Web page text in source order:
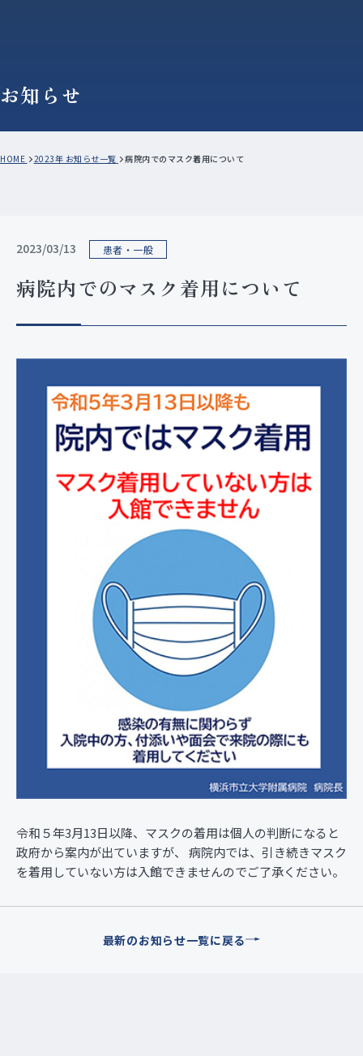
お知らせ
HOME 2023年 お知らせ一覧 病院内でのマスク着用について
2023/03/13 患者・一般
病院内でのマスク着用について
令和５年3月13日以降、マスクの着用は個人の判断になると
政府から案内が出ていますが、 病院内では、引き続きマスク
を着用していない方は入館できませんのでご了承ください。
最新のお知らせ一覧に戻る